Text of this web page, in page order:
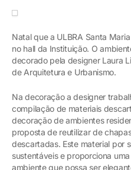
Natal que a ULBRA Santa
no hall da Instituição. O
decorado pela designer Laura
de Arquitetura e Urbanismo.
Na decoração a designer
compilação de materiais
decoração de ambientes
proposta de reutilizar de
descartadas. Este material por
sustentáveis e proporciona
ambiente que possa ser